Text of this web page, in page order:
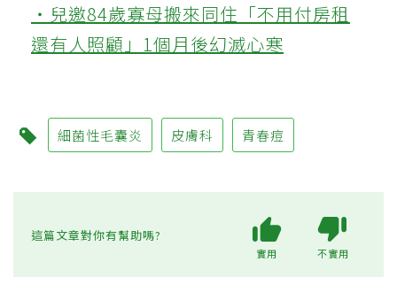
‧兒邀84歲寡母搬來同住「不用付房租
還有人照顧」1個月後幻滅心寒
細菌性毛囊炎 皮膚科 青春痘
這篇文章對你有幫助嗎?
實用 不實用